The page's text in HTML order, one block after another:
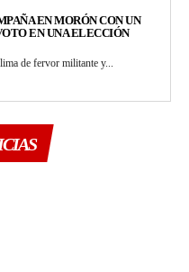
EN MORÓN CON UN
EN UNA ELECCIÓN
de fervor militante y...